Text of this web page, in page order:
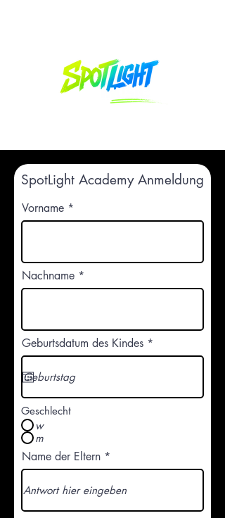
SpotLight Academy Anmeldung
Vorname
Nachname
Geburtsdatum des Kindes *
e
r
Geschlecht
w
m
Name der Eltern